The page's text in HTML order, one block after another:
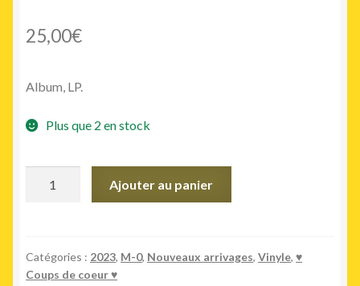
25,00€
Album, LP.
Plus que 2 en stock
Gear/
35Th
Ajouter au panier
Catégories : 2023, M-0, Nouveaux arrivages, Vinyle, ♥︎
Coups de coeur ♥︎